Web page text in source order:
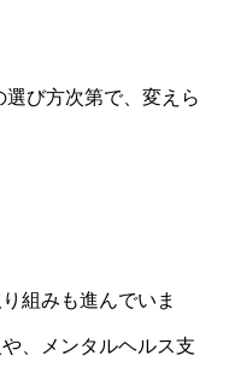
選び方次第で、変えら
組みも進んでいま
、メンタルヘルス支